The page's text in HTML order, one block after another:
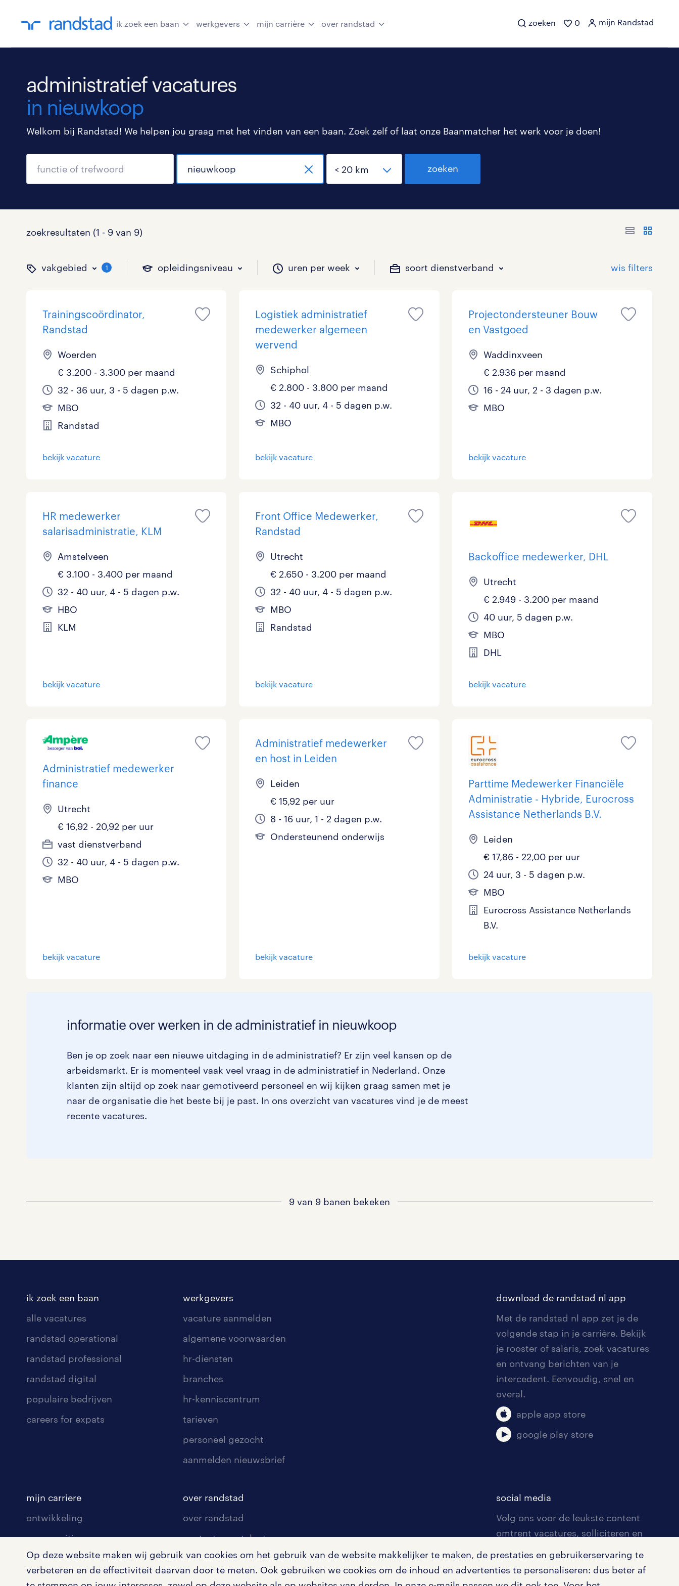
Op deze website maken wij gebruik van cookies om het gebruik van de website makkelijker te maken, de prestaties en gebruikerservaring te
verbeteren en de effectiviteit daarvan door te meten. Ook gebruiken we cookies om de inhoud en advertenties te personaliseren: dus beter af
ik zoek een baan werkgevers mijn carrière over randstad zoeken 0 mijn Randstad
administratief vacatures
in nieuwkoop
Welkom bij Randstad! We helpen jou graag met het vinden van een baan. Zoek zelf of laat onze Baanmatcher het werk voor je doen!
zoeken
zoekresultaten (1 - 9 van 9)
vakgebied 1 opleidingsniveau uren per week soort dienstverband
binnen welk vakgebied wil je werken?
Administratief Beveiliging
Callcenter / Contactcenter Commercieel / Verkoop
Engineering Financieel
Overig Personeel & Organisatie
Secretarieel Supply chain & procurement
Webcare Zorg / Verpleging
toon 9 resultaten
op welk niveau zoek je vacatures?
Basisonderwijs 0 Geen 0 HAVO/VWO 0
HBO 1 0 MBO
MBO, HAVO, VWO Master
hoeveel uren per week wil je werken?
0 - 8 uur 1 9 - 16 uur 1 17 - 24 uur 1
25 - 32 uur 37 - 40+ uur 1
welk soort dienstverband zou jij willen?
Detachering 0 Tijdelijk 5 Tijdelijk met uitzicht op vast
Vast 1
Trainingscoördinator,
Randstad
Woerden
€ 3.200 - 3.300 per maand
32 - 36 uur, 3 - 5 dagen p.w.
MBO
Randstad
bekijk vacature
Logistiek administratief
medewerker algemeen
wervend
Schiphol
€ 2.800 - 3.800 per maand
32 - 40 uur, 4 - 5 dagen p.w.
MBO
bekijk vacature
Projectondersteuner Bouw
en Vastgoed
Waddinxveen
€ 2.936 per maand
16 - 24 uur, 2 - 3 dagen p.w.
MBO
bekijk vacature
HR medewerker
salarisadministratie, KLM
Amstelveen
€ 3.100 - 3.400 per maand
32 - 40 uur, 4 - 5 dagen p.w.
HBO
KLM
bekijk vacature
Front Office Medewerker,
Randstad
Utrecht
€ 2.650 - 3.200 per maand
32 - 40 uur, 4 - 5 dagen p.w.
MBO
Randstad
bekijk vacature
Backoffice medewerker, DHL
Utrecht
€ 2.949 - 3.200 per maand
40 uur, 5 dagen p.w.
MBO
DHL
bekijk vacature
Administratief medewerker
finance
Utrecht
€ 16,92 - 20,92 per uur
vast dienstverband
32 - 40 uur, 4 - 5 dagen p.w.
MBO
bekijk vacature
Administratief medewerker
en host in Leiden
Leiden
€ 15,92 per uur
8 - 16 uur, 1 - 2 dagen p.w.
Ondersteunend onderwijs
bekijk vacature
Parttime Medewerker Financiële
Administratie - Hybride, Eurocross
Assistance Netherlands B.V.
Leiden
€ 17,86 - 22,00 per uur
24 uur, 3 - 5 dagen p.w.
MBO
Eurocross Assistance Netherlands
B.V.
bekijk vacature
informatie over werken in de administratief in nieuwkoop
Ben je op zoek naar een nieuwe uitdaging in de administratief? Er zijn veel kansen op de
arbeidsmarkt. Er is momenteel vaak veel vraag in de administratief in Nederland. Onze
klanten zijn altijd op zoek naar gemotiveerd personeel en wij kijken graag samen met je
naar de organisatie die het beste bij je past. In ons overzicht van vacatures vind je de meest
recente vacatures.
9 van 9 banen bekeken
ik zoek een baan
alle vacatures
randstad operational
randstad professional
randstad digital
populaire bedrijven
careers for expats
werkgevers
vacature aanmelden
algemene voorwaarden
hr-diensten
branches
hr-kenniscentrum
tarieven
personeel gezocht
aanmelden nieuwsbrief
mijn carriere
ontwikkeling
communities
opleidingen en trainingen
over randstad
over randstad
contact voor talent
contact voor werkgevers
download de randstad nl app
Met de randstad nl app zet je de
volgende stap in je carrière. Bekijk
je rooster of salaris, zoek vacatures
en ontvang berichten van je
intercedent. Eenvoudig, snel en
overal.
apple app store
google play store
social media
Volg ons voor de leukste content
omtrent vacatures, solliciteren en